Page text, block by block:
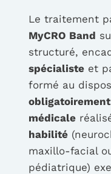
Le traitement
MyCRO Band
structuré,
spécialiste et
formé au
médicale
habilité
maxillo-facial
pédiatrique)